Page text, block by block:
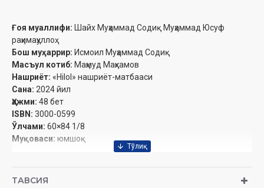
Ғоя муаллифи: Шайх Муҳаммад Содиқ Муҳаммад Юсуф
раҳимаҳуллоҳ
Бош муҳаррир: Исмоил Муҳаммад Содиқ
Масъул котиб: Маҳмуд Маҳкамов
Нашриёт: «Hilol» нашриёт-матбааси‎
Сана: 2024 йил
Ҳажми: 48 бет‎
ISBN: 3000-0599
Ўлчами: 60×84 1/8
Муқоваси: юмшоқ
Ўзбекистон Республикаси Вазирлар Маҳкамаси
ТАВСИЯ